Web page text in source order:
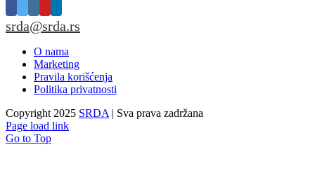
srda@srda.rs
O nama
Marketing
Pravila korišćenja
Politika privatnosti
Copyright 2025 SRDA | Sva prava zadržana
Page load link
Go to Top